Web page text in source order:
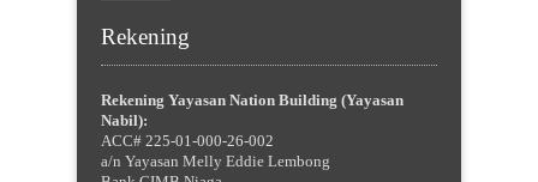
Rekening
Rekening Yayasan Nation Building (Yayasan
Nabil):
ACC# 225-01-000-26-002
a/n Yayasan Melly Eddie Lembong